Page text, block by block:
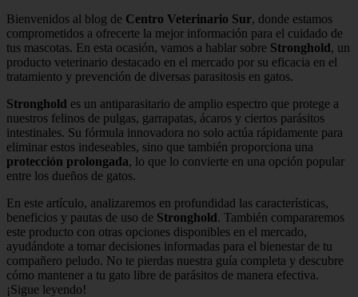
Bienvenidos al blog de Centro Veterinario Sur, donde estamos
comprometidos a ofrecerte la mejor información para el cuidado de
tus mascotas. En esta ocasión, vamos a hablar sobre Stronghold, un
producto veterinario destacado en el mercado por su eficacia en el
tratamiento y prevención de diversas parasitosis en gatos.
Stronghold es un antiparasitario de amplio espectro que protege a
nuestros felinos de pulgas, garrapatas, ácaros y ciertos parásitos
intestinales. Su fórmula innovadora no solo actúa rápidamente para
eliminar estos indeseables, sino que también proporciona una
protección prolongada, lo que lo convierte en una opción popular
entre los dueños de gatos.
En este artículo, analizaremos en profundidad las características,
beneficios y pautas de uso de Stronghold. También compararemos
este producto con otras opciones disponibles en el mercado,
ayudándote a tomar decisiones informadas para el bienestar de tu
compañero peludo. No te pierdas nuestra guía completa y descubre
cómo mantener a tu gato libre de parásitos de manera efectiva.
¡Sigue leyendo!